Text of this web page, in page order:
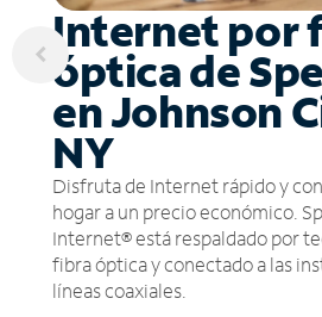
Internet por
óptica de
en Johnson
NY
Disfruta de Internet rápido y
hogar a un precio económico.
Internet® está respaldado por
fibra óptica y conectado a las
líneas coaxiales.